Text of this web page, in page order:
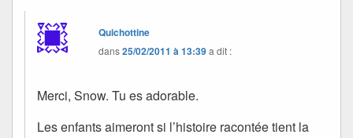
Quichottine
dans25/02/2011 à 13:39a dit :
Merci, Snow. Tu es adorable.
Les enfants aimeront si l’histoire racontée tient la